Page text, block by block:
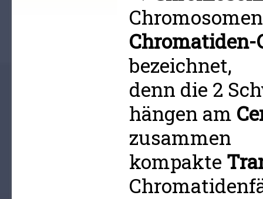
Chromatiden-
bezeichnet,
denn die 2
hängen am
zusammen
kompakte